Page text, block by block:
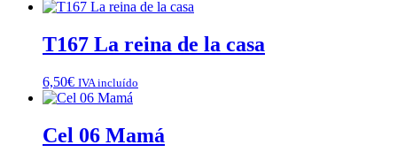
T167 La reina de la casa
6,50€ IVA incluído
Cel 06 Mamá